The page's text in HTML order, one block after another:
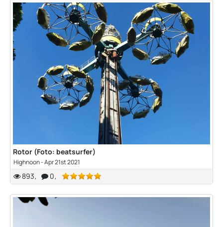
Rotor (Foto: beatsurfer)
Highnoon-Apr 21st 2021
893 0